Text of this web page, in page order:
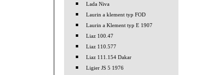
Lada Niva
Laurin a klement typ FOD
Laurin a Klement typ E 1907
Liaz 100.47
Liaz 110.577
Liaz 111.154 Dakar
Ligier JS 5 1976